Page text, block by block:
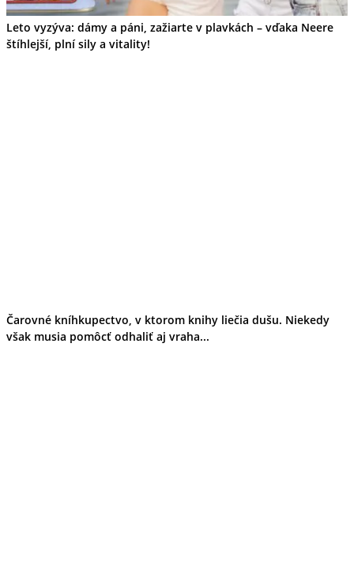
Leto vyzýva: dámy a páni, zažiarte v plavkách – vďaka Neere
štíhlejší, plní sily a vitality!
Čarovné kníhkupectvo, v ktorom knihy liečia dušu. Niekedy
však musia pomôcť odhaliť aj vraha...